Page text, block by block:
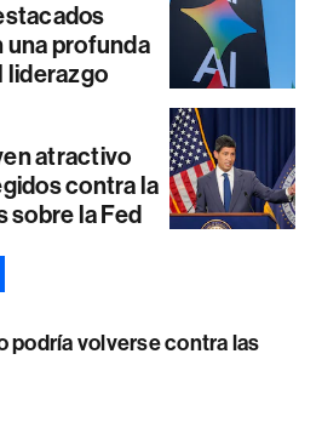
una profunda
liderazgo
atractivo
contra la
sobre la Fed
podría volverse contra las